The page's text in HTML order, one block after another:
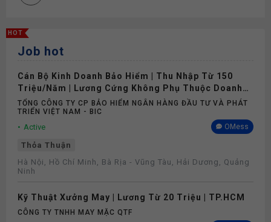
Bảo hiểm
Khám sức khỏe
HOT
Job hot
Cán Bộ Kinh Doanh Bảo Hiểm | Thu Nhập Từ 150
Triệu/Năm | Lương Cứng Không Phụ Thuộc Doanh
Số
TỔNG CÔNG TY CP BẢO HIỂM NGÂN HÀNG ĐẦU TƯ VÀ PHÁT
TRIỂN VIỆT NAM - BIC
Active OMess
Thỏa Thuận
Hà Nội, Hồ Chí Minh, Bà Rịa - Vũng Tàu, Hải Dương, Quảng
Ninh
Kỹ Thuật Xưởng May | Lương Từ 20 Triệu | TP.HCM
CÔNG TY TNHH MAY MẶC QTF